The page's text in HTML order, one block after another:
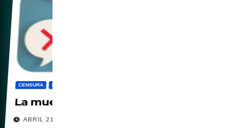
CENSURA DIGITALIZACION
La muerte del disenso digital
ABRIL 21, 2026